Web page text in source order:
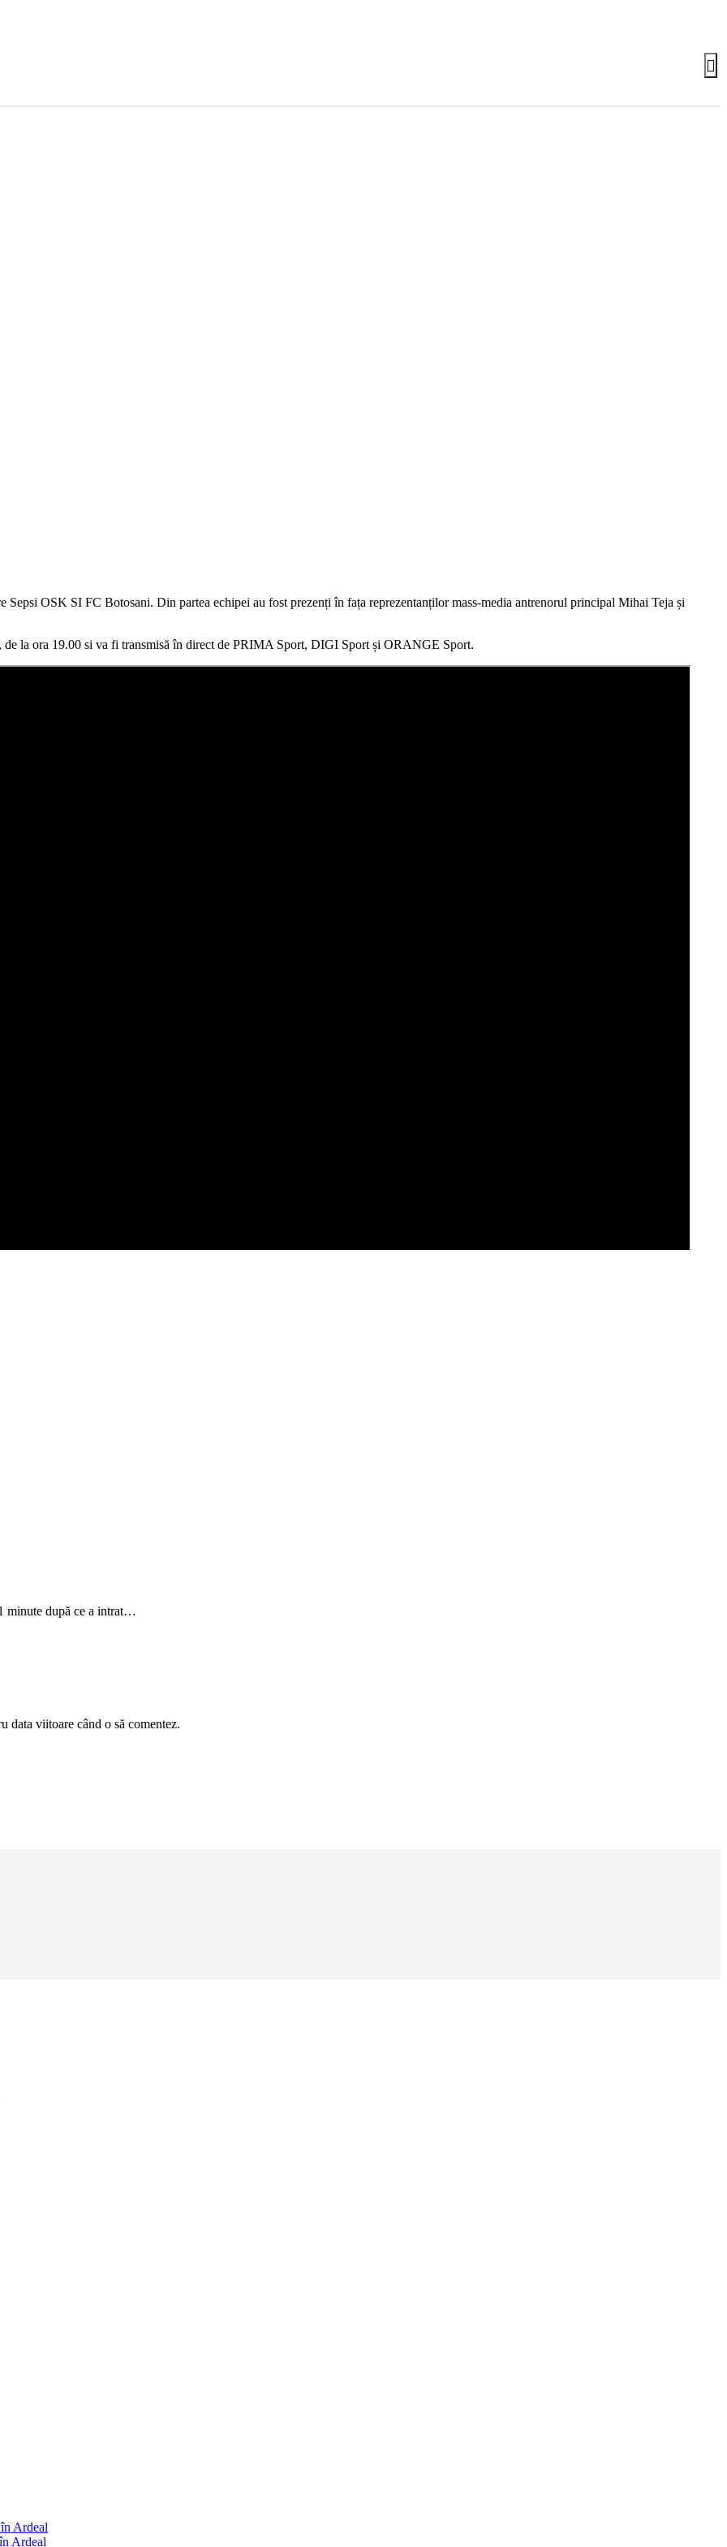
Sepsi OSK SI FC Botosani. Din partea echipei au fost prezenți în fața reprezentanților mass-media antrenorul principal Mihai Teja și
de la ora 19.00 si va fi transmisă în direct de PRIMA Sport, DIGI Sport și ORANGE Sport.
minute după ce a intrat…
data viitoare când o să comentez.
Ardeal
Ardeal